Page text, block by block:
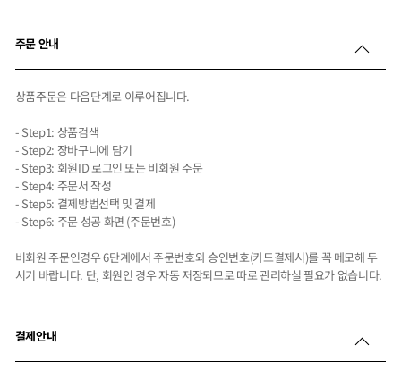
주문 안내
상품주문은 다음단계로 이루어집니다.
- Step1: 상품검색
- Step2: 장바구니에 담기
- Step3: 회원ID 로그인 또는 비회원 주문
- Step4: 주문서 작성
- Step5: 결제방법선택 및 결제
- Step6: 주문 성공 화면 (주문번호)
비회원 주문인경우 6단계에서 주문번호와 승인번호(카드결제시)를 꼭 메모해 두
시기 바랍니다. 단, 회원인 경우 자동 저장되므로 따로 관리하실 필요가 없습니다.
결제안내